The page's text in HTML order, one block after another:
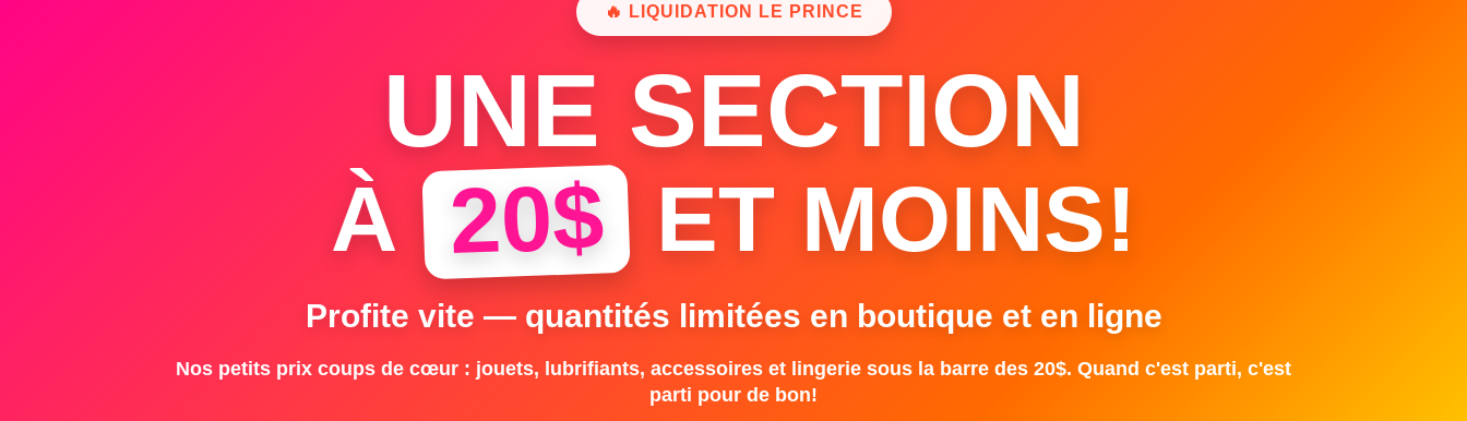
🔥 LIQUIDATION LE PRINCE
UNE SECTION
À 20$ ET MOINS!
Profite vite — quantités limitées en boutique et en ligne
Nos petits prix coups de cœur : jouets, lubrifiants, accessoires et lingerie sous la barre des 20$. Quand c'est parti, c'est
parti pour de bon!